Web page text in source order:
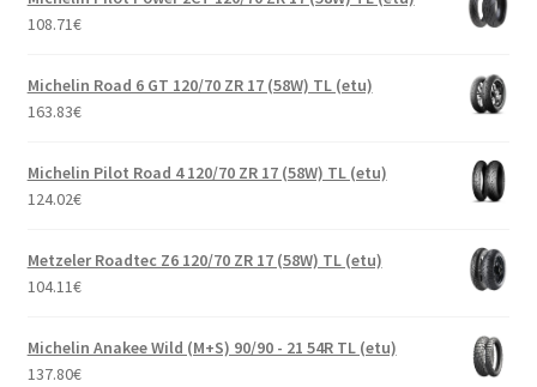
108.71€
Michelin Road 6 GT 120/70 ZR 17 (58W) TL (etu)
163.83€
Michelin Pilot Road 4 120/70 ZR 17 (58W) TL (etu)
124.02€
Metzeler Roadtec Z6 120/70 ZR 17 (58W) TL (etu)
104.11€
Michelin Anakee Wild (M+S) 90/90 - 21 54R TL (etu)
137.80€